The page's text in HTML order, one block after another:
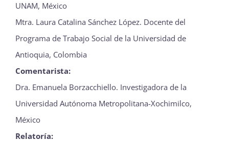
UNAM, México
Mtra. Laura Catalina Sánchez López. Docente del
Programa de Trabajo Social de la Universidad de
Antioquia, Colombia
Comentarista:
Dra. Emanuela Borzacchiello. Investigadora de la
Universidad Autónoma Metropolitana-Xochimilco,
México
Relatoría: